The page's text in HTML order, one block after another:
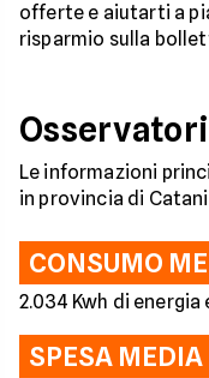
offerte e aiutarti a
risparmio sulla
Le informazioni
in provincia di
CONSUMO
2.034 Kwh di
SPESA MEDIA